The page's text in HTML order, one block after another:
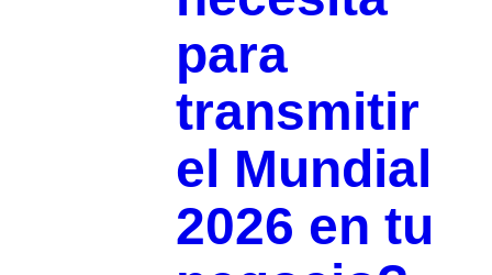
para
transmitir
el Mundial
2026 en tu